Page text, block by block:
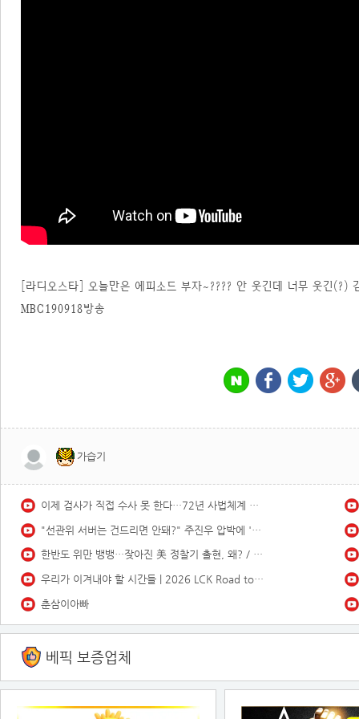
[라디오스타] 오늘만은 에피소드 부자~???? 안 웃긴데 너무 웃긴(?)
MBC190918방송
가습기
이제 검사가 직접 수사 못 한다…72년 사법체계 대전환421421
"선관위 서버는 건드리면 안돼?" 주진우 압박에 '당황'한 선관위 사무총장142142421
한반도 위만 뱅뱅…잦아진 美 정찰기 출현, 왜? / 채널A / 뉴스A
우리가 이겨내야 할 시간들 | 2026 LCK Road to MSI 비하인드
춘삼이아빠
베픽 보증업체